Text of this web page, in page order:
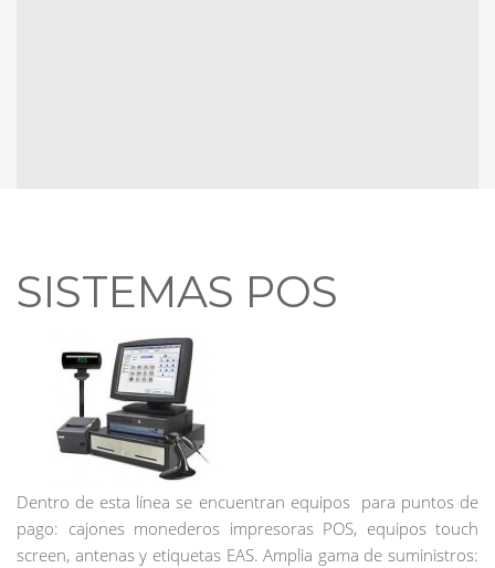
SISTEMAS POS
Dentro de esta línea se encuentran equipos para puntos de
pago: cajones monederos impresoras POS, equipos touch
screen, antenas y etiquetas EAS. Amplia gama de suministros: